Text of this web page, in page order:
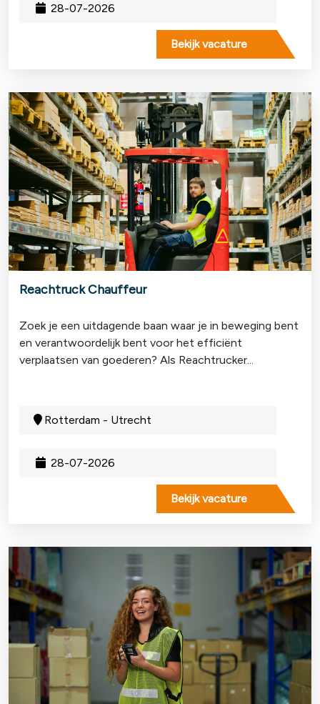
28-07-2026
Bekijk vacature
Reachtruck Chauffeur
28-07-2026
Rotterdam - Utrecht
Zoek je een uitdagende baan waar je in beweging bent
en verantwoordelijk bent voor het efficiënt
verplaatsen van goederen? Als Reachtrucker...
Bekijk vacature